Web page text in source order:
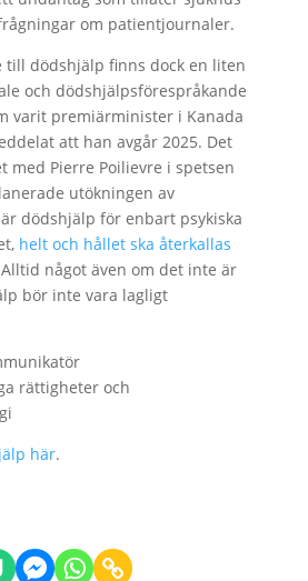
om patientjournaler.
till dödshjälp finns dock en liten
och dödshjälpsförespråkande
varit premiärminister i Kanada
att han avgår 2025. Det
med Pierre Poilievre i spetsen
utökningen av
dödshjälp för enbart psykiska
helt och hållet ska återkallas
något även om det inte är
bör inte vara lagligt
rättigheter och
här.